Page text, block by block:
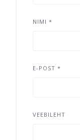
NIMI *
E-POST *
VEEBILEHT